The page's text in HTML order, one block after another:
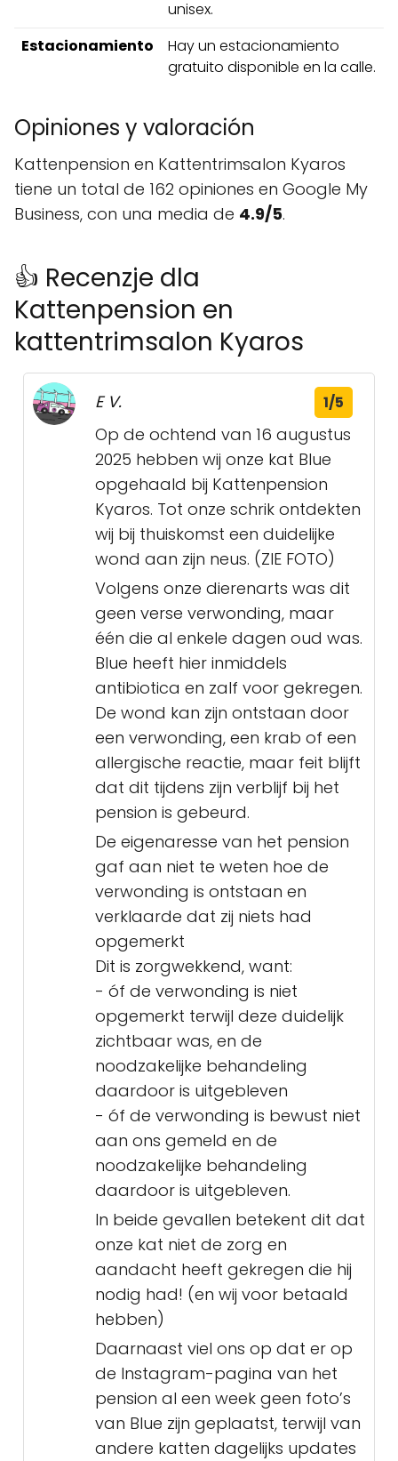
unisex.
Estacionamiento
Hay un estacionamiento
gratuito disponible en la calle.
Opiniones y valoración
Kattenpension en Kattentrimsalon Kyaros
tiene un total de 162 opiniones en Google My
Business, con una media de 4.9/5.
👍 Recenzje dla
Kattenpension en
kattentrimsalon Kyaros
E V. 1/5
Op de ochtend van 16 augustus
2025 hebben wij onze kat Blue
opgehaald bij Kattenpension
Kyaros. Tot onze schrik ontdekten
wij bij thuiskomst een duidelijke
wond aan zijn neus. (ZIE FOTO)
Volgens onze dierenarts was dit
geen verse verwonding, maar
één die al enkele dagen oud was.
Blue heeft hier inmiddels
antibiotica en zalf voor gekregen.
De wond kan zijn ontstaan door
een verwonding, een krab of een
allergische reactie, maar feit blijft
dat dit tijdens zijn verblijf bij het
pension is gebeurd.
De eigenaresse van het pension
gaf aan niet te weten hoe de
verwonding is ontstaan en
verklaarde dat zij niets had
opgemerkt
Dit is zorgwekkend, want:
- óf de verwonding is niet
opgemerkt terwijl deze duidelijk
zichtbaar was, en de
noodzakelijke behandeling
daardoor is uitgebleven
- óf de verwonding is bewust niet
aan ons gemeld en de
noodzakelijke behandeling
daardoor is uitgebleven.
In beide gevallen betekent dit dat
onze kat niet de zorg en
aandacht heeft gekregen die hij
nodig had! (en wij voor betaald
hebben)
Daarnaast viel ons op dat er op
de Instagram-pagina van het
pension al een week geen foto’s
van Blue zijn geplaatst, terwijl van
andere katten dagelijks updates